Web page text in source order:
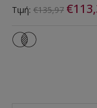
Τιμή: €135,97